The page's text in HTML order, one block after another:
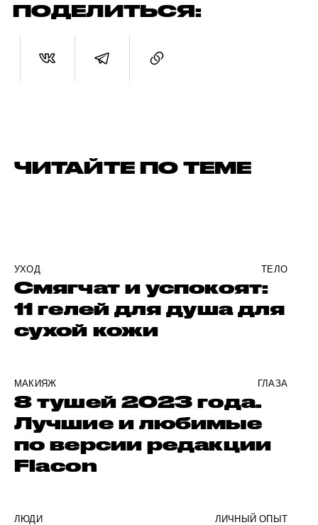
ПОДЕЛИТЬСЯ:
ЧИТАЙТЕ ПО ТЕМЕ
УХОД ТЕЛО
Смягчат и успокоят:
11 гелей для душа для
сухой кожи
МАКИЯЖ ГЛАЗА
8 тушей 2023 года.
Лучшие и любимые
по версии редакции
Flacon
ЛЮДИ ЛИЧНЫЙ ОПЫТ